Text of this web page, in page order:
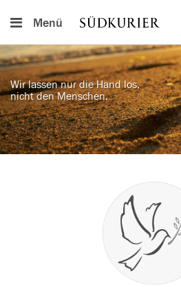
Menü
Wir lassen nur die Hand los,
nicht den Menschen.